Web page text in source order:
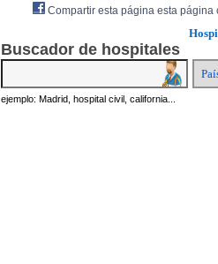
Buscador de hospitales
ejemplo: Madrid, hospital civil, california...
Compartir esta página esta página